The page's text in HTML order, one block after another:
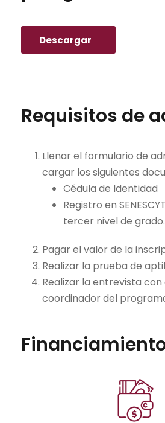
Descargar
Requisitos de
Llenar el formulario de
cargar los siguientes
Cédula de Identidad
Registro en
tercer nivel de grado.
Pagar el valor de la
Realizar la prueba de
Realizar la entrevista
coordinador del